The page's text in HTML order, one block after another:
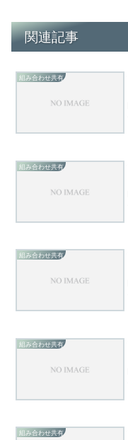
関連記事
組み合わせ共有
組み合わせ共有
組み合わせ共有
組み合わせ共有
組み合わせ共有